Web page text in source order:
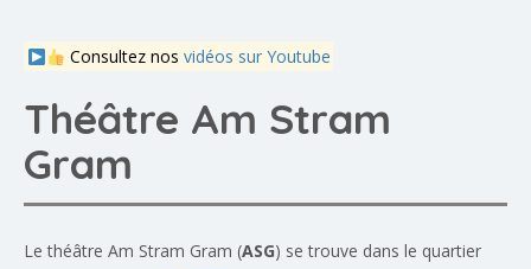
Consultez nos vidéos sur Youtube
Théâtre Am Stram
Gram
Le théâtre Am Stram Gram (ASG) se trouve dans le quartier